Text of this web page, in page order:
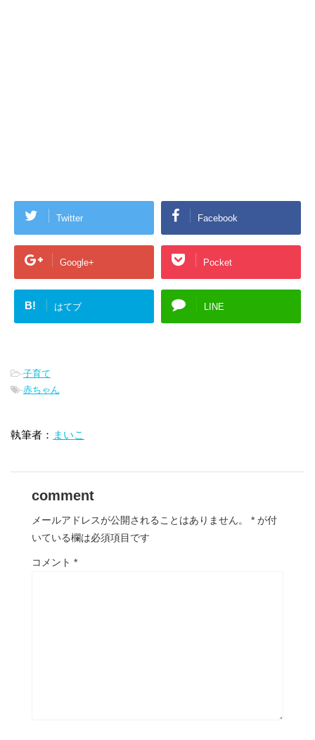
Twitter Facebook
Google+ Pocket
B! はてブ LINE
-子育て
-赤ちゃん
執筆者： まいこ
comment
メールアドレスが公開されることはありません。 * が付
いている欄は必須項目です
コメント *